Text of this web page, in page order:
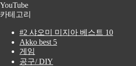
YouTube
카테고리
#2 샤오미 미지아 베스트 10
Akko best 5
게임
공구/ DIY